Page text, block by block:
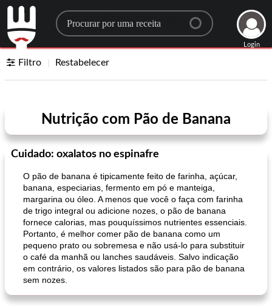
Search for a recipe
Login
Filtro Restabelecer
Nutrição com Pão de Banana
Cuidado: oxalatos no espinafre
O pão de banana é tipicamente feito de farinha, açúcar,
banana, especiarias, fermento em pó e manteiga,
margarina ou óleo. A menos que você o faça com farinha
de trigo integral ou adicione nozes, o pão de banana
fornece calorias, mas pouquíssimos nutrientes essenciais.
Portanto, é melhor comer pão de banana como um
pequeno prato ou sobremesa e não usá-lo para substituir
o café da manhã ou lanches saudáveis. Salvo indicação
em contrário, os valores listados são para pão de banana
sem nozes.